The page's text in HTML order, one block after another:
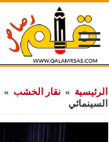
الرئيسية » نقار الخشب »
السينمائي